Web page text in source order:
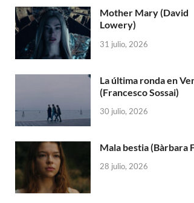
Mother Mary (David
Lowery)
31 julio, 2026
La última ronda en
(Francesco Sossai)
30 julio, 2026
Mala bestia (Bàrbara
28 julio, 2026